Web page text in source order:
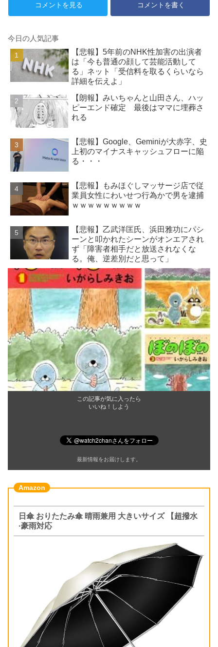
コメントを見る コメントを書く
今日の人気記事
【悲報】5年前のNHK性加害の出演者
は「今も普通の顔して芸能活動して
る」ネット「受信料を取るくらいなら
詳細を伝えよ」
【朗報】みいちゃんと山田さん、ハッ
ピーエンド確定 最後はママに埋葬さ
れる
【悲報】Google、Geminiが大赤字、史
上初のマイナスキャッシュフローに陥
る・・・
【悲報】もみほぐしマッサージ店で従
業員女性にわいせつ行為かで男を逮捕
ｗｗｗｗｗｗｗｗｗ
【悲報】乙武洋匡氏、浜田雅功にパシ
ーンと叩かれたシーンがオンエアされ
ず「障害者相手だと放送されなくな
る。俺、逆差別だと思って」
この記事が気に入ったら
いいね！しよう
最新情報をお届けします。
日傘 おりたたみ傘 晴雨兼用 大きいサイズ 【超撥水
·豪雨対応